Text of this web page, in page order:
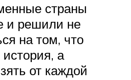
страны
и решили не
на том, что
а
от каждой